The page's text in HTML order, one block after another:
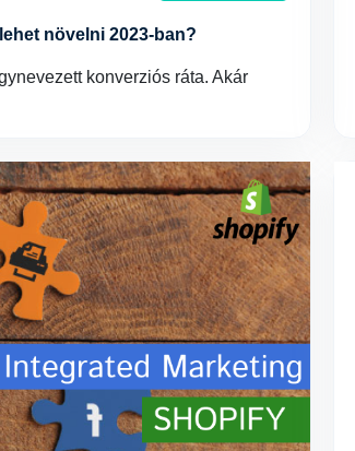
növelni 2023-ban?
konverziós ráta. Akár